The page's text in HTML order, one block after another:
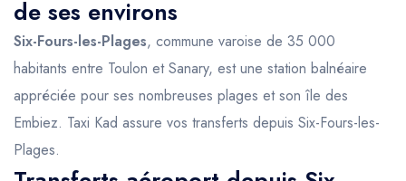
de ses environs
Six-Fours-les-Plages, commune varoise de 35 000
habitants entre Toulon et Sanary, est une station balnéaire
appréciée pour ses nombreuses plages et son île des
Embiez. Taxi Kad assure vos transferts depuis Six-Fours-les-
Plages.